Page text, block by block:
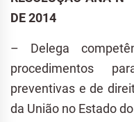
DE 2014
– Delega
procedimentos
preventivas e de
da União no Estado